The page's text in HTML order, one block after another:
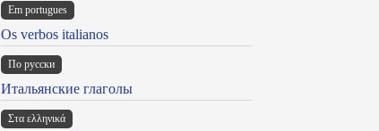
Em portugues
Os verbos italianos
По русски
Итальянские глаголы
Στα ελληνικά